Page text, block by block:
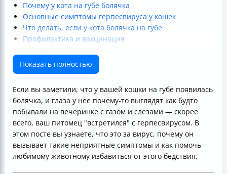
Почему у кота на губе болячка
Основные симптомы герпесвируса у кошек
Что делать, если у кота болячка на губе
Профилактика и вакцинация
Итог
Полезные ссылки
Показать полностью
Если вы заметили, что у вашей кошки на губе появилась
болячка, и глаза у нее почему-то выглядят как будто
побывали на вечеринке с газом и слезами — скорее
всего, ваш питомец "встретился" с герпесвирусом. В
этом посте вы узнаете, что это за вирус, почему он
вызывает такие неприятные симптомы и как помочь
любимому животному избавиться от этого бедствия.